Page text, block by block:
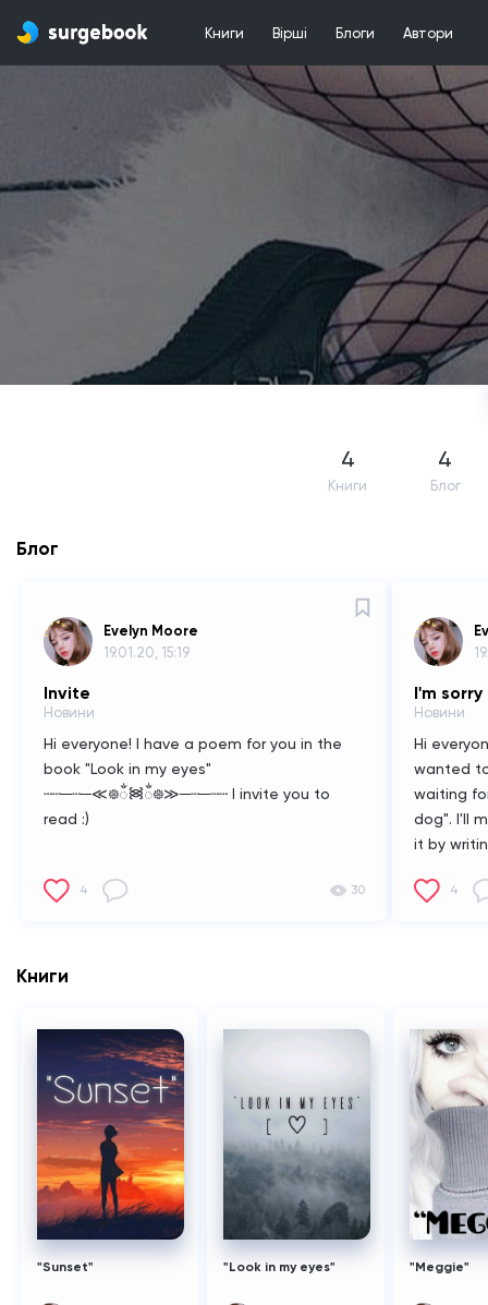
Книги Вірші Блоги Автори
4
Книги
4
Блог
Блог
Evelyn Moore
19.01.20, 15:19
Invite
Новини
Hi everyone! I have a poem for you in the
book "Look in my eyes"
┄┄─┄─≪᪥ᬁ᯼ᬁ᪥≫─┄─┄┄ I invite you to
read :)
4 30
I'm sorry
Новини
Hi
wanted
waiting
dog". I'll
it by
4
Книги
"Sunset" "Look in my eyes" "Meggie"